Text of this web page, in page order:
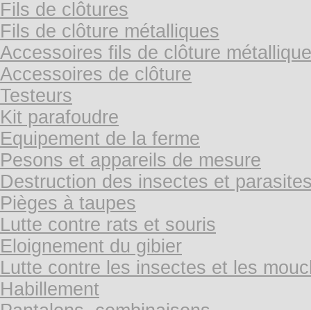
Fils de clôtures
Fils de clôture métalliques
Accessoires fils de clôture
Accessoires de clôture
Testeurs
Kit parafoudre
Equipement de la ferme
Pesons et appareils de mesure
Destruction des insectes et
Pièges à taupes
Lutte contre rats et souris
Eloignement du gibier
Lutte contre les insectes et les
Habillement